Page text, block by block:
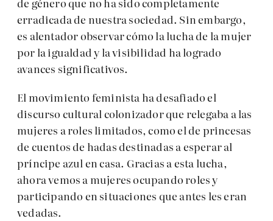
erradicada de nuestra sociedad. Sin embargo,
es alentador observar cómo la lucha de la mujer
por la igualdad y la visibilidad ha logrado
avances significativos.
El movimiento feminista ha desafiado el
discurso cultural colonizador que relegaba a las
mujeres a roles limitados, como el de princesas
de cuentos de hadas destinadas a esperar al
príncipe azul en casa. Gracias a esta lucha,
ahora vemos a mujeres ocupando roles y
participando en situaciones que antes les eran
vedadas.